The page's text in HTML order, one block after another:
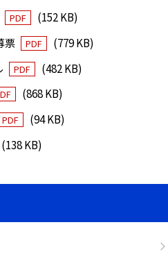
PDF
(152 KB)
票
PDF
(779 KB)
PDF
(482 KB)
(868 KB)
PDF
(94 KB)
(138 KB)